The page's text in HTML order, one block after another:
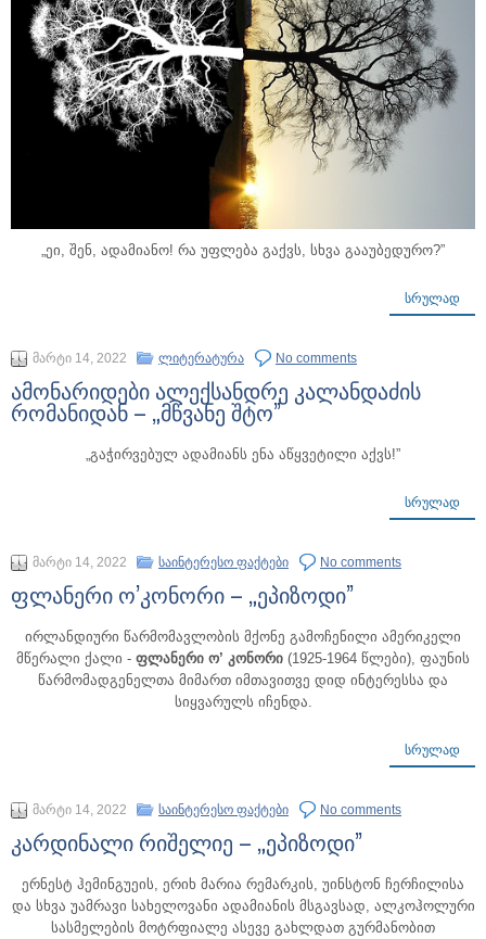
„ეი, შენ, ადამიანო! რა უფლება გაქვს, სხვა გააუბედურო?”
ᲡᲠᲣᲚᲐᲓ
მარტი 14, 2022 ლიტერატურა No comments
ამონარიდები ალექსანდრე კალანდაძის
რომანიდან – „მწვანე შტო”
„გაჭირვებულ ადამიანს ენა აწყვეტილი აქვს!”
ᲡᲠᲣᲚᲐᲓ
მარტი 14, 2022 საინტერესო ფაქტები No comments
ფლანერი ო’კონორი – „ეპიზოდი”
ირლანდიური წარმომავლობის მქონე გამოჩენილი ამერიკელი
მწერალი ქალი - ფლანერი ო’ კონორი (1925-1964 წლები), ფაუნის
წარმომადგენელთა მიმართ იმთავითვე დიდ ინტერესსა და
სიყვარულს იჩენდა.
ᲡᲠᲣᲚᲐᲓ
მარტი 14, 2022 საინტერესო ფაქტები No comments
კარდინალი რიშელიე – „ეპიზოდი”
ერნესტ ჰემინგუეის, ერიხ მარია რემარკის, უინსტონ ჩერჩილისა
და სხვა უამრავი სახელოვანი ადამიანის მსგავსად, ალკოჰოლური
სასმელების მოტრფიალე ასევე გახლდათ გურმანობით